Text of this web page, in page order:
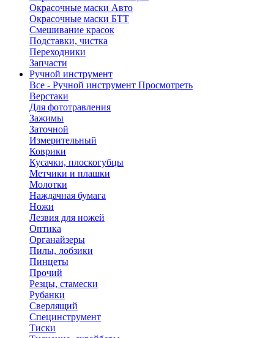
Окрасочные маски Авто
Окрасочные маски БТТ
Смешивание красок
Подставки, чистка
Переходники
Запчасти
Ручной инструмент
Все - Ручной инструмент Просмотреть
Верстаки
Для фототравления
Зажимы
Заточной
Измерительный
Коврики
Кусачки, плоскогубцы
Метчики и плашки
Молотки
Наждачная бумага
Ножи
Лезвия для ножей
Оптика
Органайзеры
Пилы, лобзики
Пинцеты
Прочий
Резцы, стамески
Рубанки
Сверлящий
Специнструмент
Тиски